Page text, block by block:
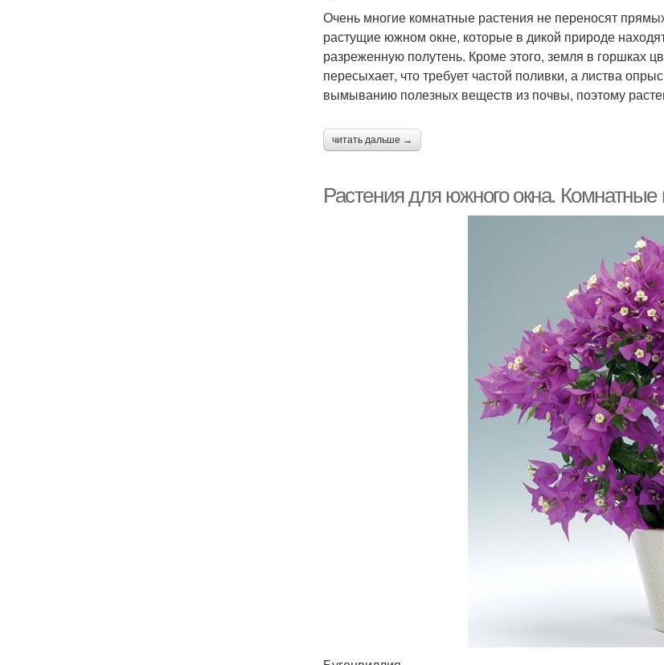
Очень многие комнатные растения не переносят
растущие южном окне, которые в дикой природе
разреженную полутень. Кроме этого, земля в горшках
пересыхает, что требует частой поливки, а листва
вымыванию полезных веществ из почвы, поэтому
читать дальше →
Растения для южного окна.